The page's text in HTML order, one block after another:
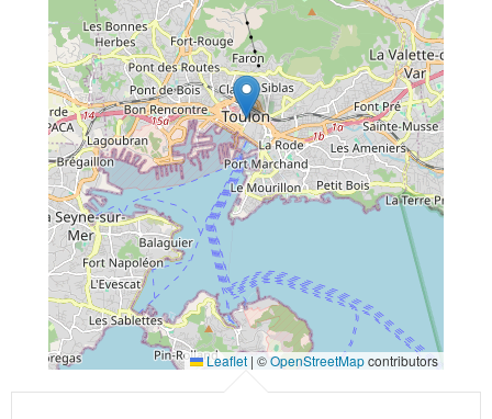
Leaflet | ©OpenStreetMapcontributors